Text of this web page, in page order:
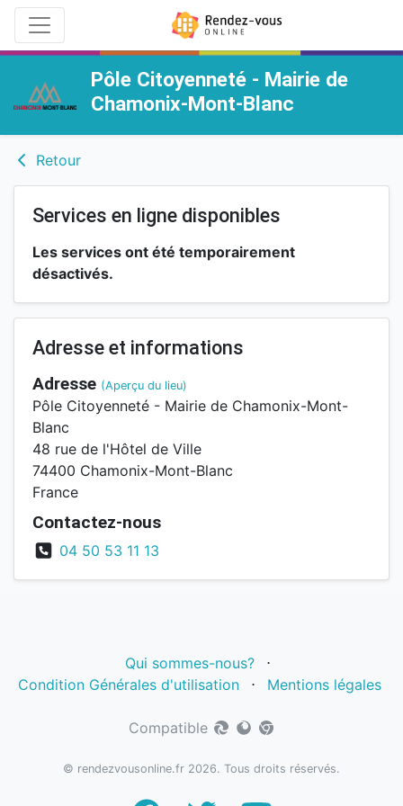
Pôle Citoyenneté - Mairie de
Chamonix-Mont-Blanc
Retour
Services en ligne disponibles
Les services ont été temporairement
désactivés.
Adresse et informations
Adresse (Aperçu du lieu)
Pôle Citoyenneté - Mairie de Chamonix-Mont-
Blanc
48 rue de l'Hôtel de Ville
74400 Chamonix-Mont-Blanc
France
Contactez-nous
04 50 53 11 13
Qui sommes-nous?
⋅
Condition Générales d'utilisation
⋅ Mentions légales
Compatible
© rendezvousonline.fr 2026. Tous droits réservés.